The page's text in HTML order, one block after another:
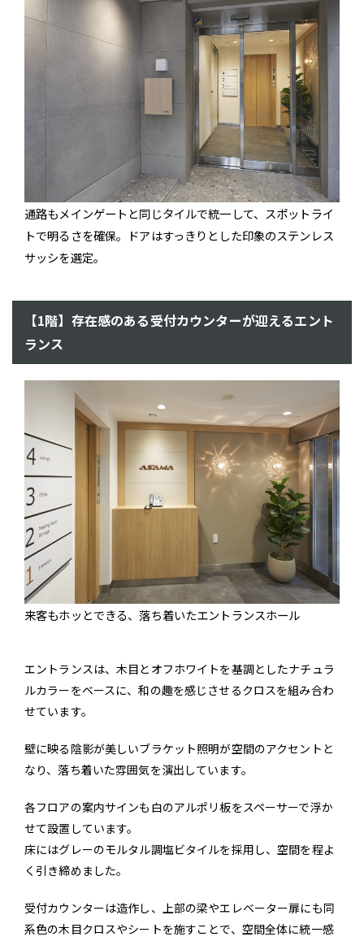
通路もメインゲートと同じタイルで統一して、スポットライ
トで明るさを確保。ドアはすっきりとした印象のステンレス
サッシを選定。
【1階】存在感のある受付カウンターが迎えるエント
ランス
来客もホッとできる、落ち着いたエントランスホール
エントランスは、木目とオフホワイトを基調としたナチュラ
ルカラーをベースに、和の趣を感じさせるクロスを組み合わ
せています。
壁に映る陰影が美しいブラケット照明が空間のアクセントと
なり、落ち着いた雰囲気を演出しています。
各フロアの案内サインも白のアルポリ板をスペーサーで浮か
せて設置しています。
床にはグレーのモルタル調塩ビタイルを採用し、空間を程よ
く引き締めました。
受付カウンターは造作し、上部の梁やエレベーター扉にも同
系色の木目クロスやシートを施すことで、空間全体に統一感